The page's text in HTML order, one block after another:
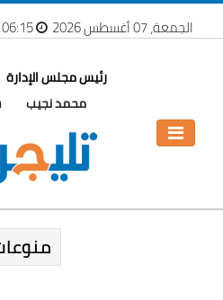
الجمعة، 07 أغسطس 2026 06:15 ص
رئيس مجلس الإدارة
محمد نجيب